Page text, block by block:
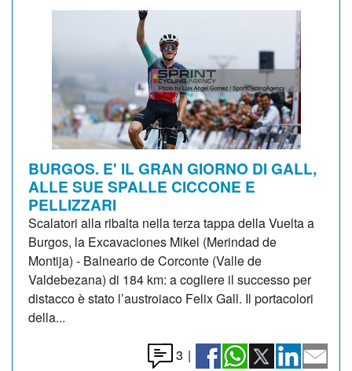
BURGOS. E' IL GRAN GIORNO DI GALL,
ALLE SUE SPALLE CICCONE E
PELLIZZARI
Scalatori alla ribalta nella terza tappa della Vuelta a
Burgos, la Excavaciones Mikel (Merindad de
Montija) - Balneario de Corconte (Valle de
Valdebezana) di 184 km: a cogliere il successo per
distacco è stato l’austroiaco Felix Gall. Il portacolori
della...
3 |